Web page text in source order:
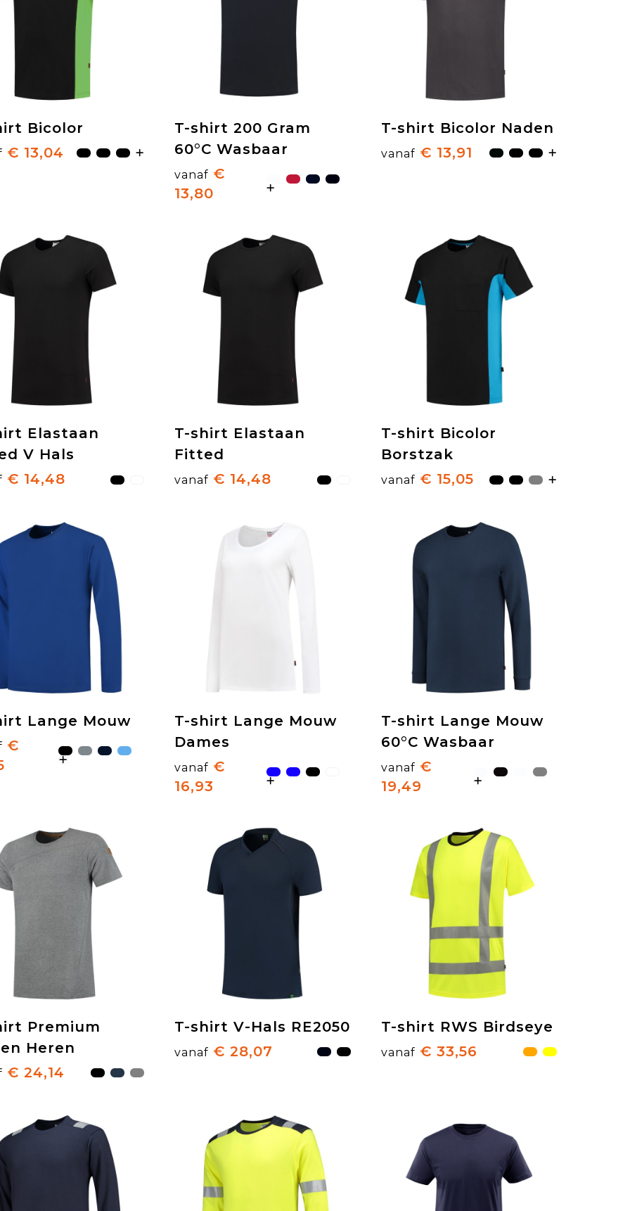
Bicolor
€ 13,04
T-shirt 200 Gram
60°C Wasbaar
vanaf €
13,80
T-shirt Bicolor Naden
vanaf € 13,91
Elastaan
V Hals
€ 14,48
T-shirt Elastaan
Fitted
vanaf € 14,48
T-shirt Bicolor
Borstzak
vanaf € 15,05
Lange Mouw
€
T-shirt Lange Mouw
Dames
vanaf €
16,93
T-shirt Lange Mouw
60°C Wasbaar
vanaf €
19,49
Premium
Heren
€ 24,14
T-shirt V-Hals RE2050
vanaf € 28,07
T-shirt RWS Birdseye
vanaf € 33,56